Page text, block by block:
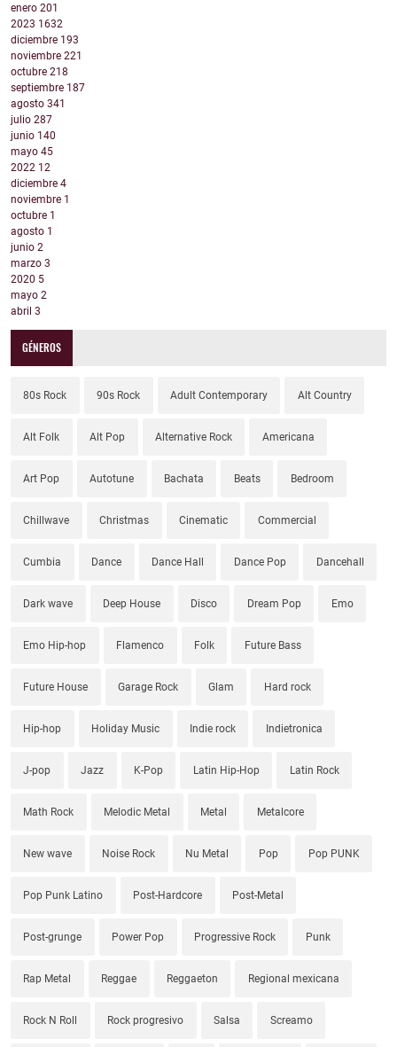
enero 201
2023 1632
diciembre 193
noviembre 221
octubre 218
septiembre 187
agosto 341
julio 287
junio 140
mayo 45
2022 12
diciembre 4
noviembre 1
octubre 1
agosto 1
junio 2
marzo 3
2020 5
mayo 2
abril 3
GÉNEROS
80s Rock 90s Rock Adult Contemporary Alt Country
Alt Folk Alt Pop Alternative Rock Americana
Art Pop Autotune Bachata Beats Bedroom
Chillwave Christmas Cinematic Commercial
Cumbia Dance Dance Hall Dance Pop Dancehall
Dark wave Deep House Disco Dream Pop Emo
Emo Hip-hop Flamenco Folk Future Bass
Future House Garage Rock Glam Hard rock
Hip-hop Holiday Music Indie rock Indietronica
J-pop Jazz K-Pop Latin Hip-Hop Latin Rock
Math Rock Melodic Metal Metal Metalcore
New wave Noise Rock Nu Metal Pop Pop PUNK
Pop Punk Latino Post-Hardcore Post-Metal
Post-grunge Power Pop Progressive Rock Punk
Rap Metal Reggae Reggaeton Regional mexicana
Rock N Roll Rock progresivo Salsa Screamo